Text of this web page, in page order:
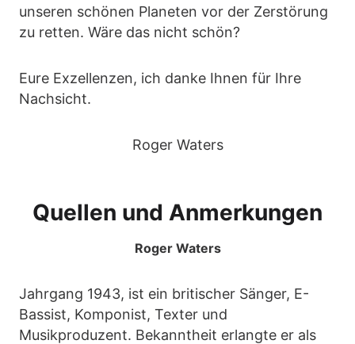
unseren schönen Planeten vor der Zerstörung
zu retten. Wäre das nicht schön?
Eure Exzellenzen, ich danke Ihnen für Ihre
Nachsicht.
Roger Waters
Quellen und Anmerkungen
Roger Waters
Jahrgang 1943, ist ein britischer Sänger, E-
Bassist, Komponist, Texter und
Musikproduzent. Bekanntheit erlangte er als